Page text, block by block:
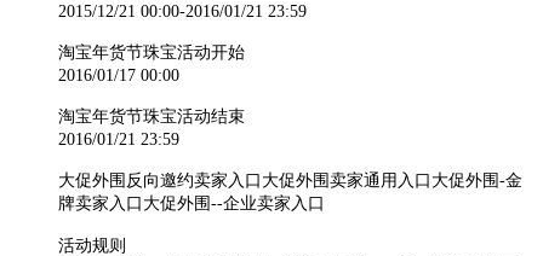
2015/12/21 00:00-2016/01/21 23:59
淘宝年货节珠宝活动开始
2016/01/17 00:00
淘宝年货节珠宝活动结束
2016/01/21 23:59
大促外围反向邀约卖家入口大促外围卖家通用入口大促外围-金
牌卖家入口大促外围--企业卖家入口
活动规则